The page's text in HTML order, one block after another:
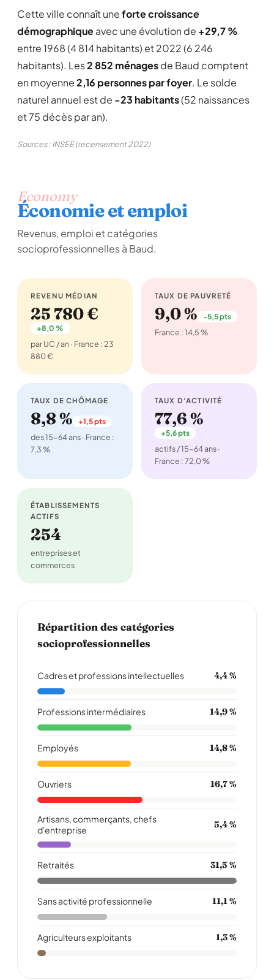
Cette ville connaît uneforte croissance
démographiqueavec une évolution de +29,7 %
entre 1968 (4 814 habitants) et 2022 (6 246
habitants). Les2 852 ménagesde Baud comptent
en moyenne2,16 personnes par foyer. Le solde
naturel annuel est de -23 habitants(52 naissances
et 75 décès par an).
Sources : INSEE (recensement 2022)
Economy
Économie et emploi
Revenus, emploi et catégories
socioprofessionnelles à Baud.
REVENU MÉDIAN
25 780 €
+8,0 %
par UC / an · France : 23
880 €
TAUX DE PAUVRETÉ
9,0 % -5,5 pts
France : 14,5 %
TAUX DE CHÔMAGE
8,8 % +1,5 pts
des 15-64 ans · France :
7,3 %
TAUX D'ACTIVITÉ
77,6 %
+5,6 pts
actifs / 15-64 ans ·
France : 72,0 %
ÉTABLISSEMENTS
ACTIFS
254
entreprises et
commerces
Répartition des catégories
socioprofessionnelles
Cadres et professions intellectuelles 4,4 %
Professions intermédiaires 14,9 %
Employés 14,8 %
Ouvriers 16,7 %
Artisans, commerçants, chefs
d'entreprise
5,4 %
Retraités 31,5 %
Sans activité professionnelle 11,1 %
Agriculteurs exploitants 1,3 %